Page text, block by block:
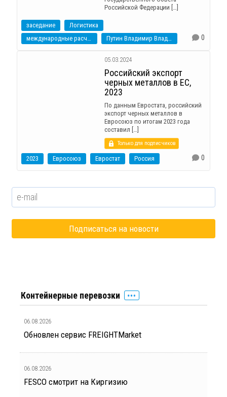
Российской Федерации […]
заседание
Логистика
0
05.03.2024
Российский экспорт
черных металлов в ЕС,
2023
По данным Евростата, российский
экспорт черных металлов в
Евросоюз по итогам 2023 года
составил […]
Только для подписчиков
2023 Евросоюз Евростат Россия 0
Контейнерные перевозки
06.08.2026
Обновлен сервис FREIGHTMarket
06.08.2026
FESCO смотрит на Киргизию